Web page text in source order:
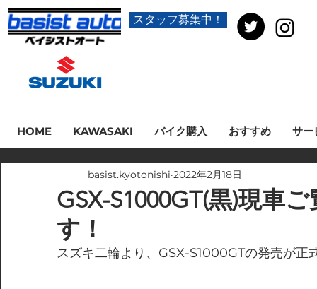
スタッフ募集中！
HOME KAWASAKI バイク購入 おすすめ サー
GSX-S1000GT(黒)現車
す！
basist.kyotonishi 2022年2月18日
スズキ二輪より、GSX-S1000GTの発売が正